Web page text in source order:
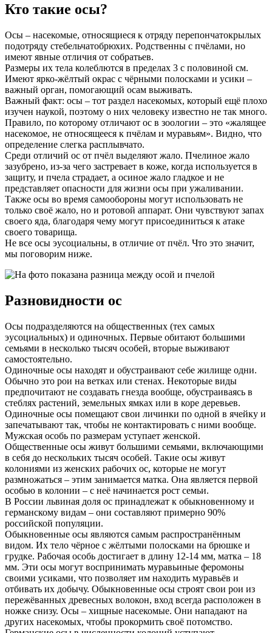
Кто такие осы?
Осы – насекомые, относящиеся к отряду перепончатокрылых
подотряду стебельчатобрюхих. Родственны с пчёлами, но
имеют явные отличия от собратьев.
Размеры их тела колеблются в пределах 3 с половиной см.
Имеют ярко-жёлтый окрас с чёрными полосками и усики –
важный орган, помогающий осам выживать.
Важный факт: осы – тот раздел насекомых, который ещё плохо
изучен наукой, поэтому о них человеку известно не так много.
Правило, по которому отличают ос в зоологии – это «жалящее
насекомое, не относящееся к пчёлам и муравьям». Видно, что
определение слегка расплывчато.
Среди отличий ос от пчёл выделяют жало. Пчелиное жало
зазубрено, из-за чего застревает в коже, когда используется в
защиту, и пчела страдает, а осиное жало гладкое и не
представляет опасности для жизни осы при ужаливании.
Также осы во время самообороны могут использовать не
только своё жало, но и ротовой аппарат. Они чувствуют запах
своего яда, благодаря чему могут присоединиться к атаке
своего товарища.
Не все осы эусоциальны, в отличие от пчёл. Что это значит,
мы поговорим ниже.
Разновидности ос
Осы подразделяются на общественных (тех самых
эусоциальных) и одиночных. Первые обитают большими
семьями в несколько тысяч особей, вторые выживают
самостоятельно.
Одиночные осы находят и обустраивают себе жилище одни.
Обычно это рои на ветках или стенах. Некоторые виды
предпочитают не создавать гнезда вообще, обустраиваясь в
стеблях растений, земельных ямках или в коре деревьев.
Одиночные осы помещают свои личинки по одной в ячейку и
запечатывают так, чтобы не контактировать с ними вообще.
Мужская особь по размерам уступает женской.
Общественные осы живут большими семьями, включающими
в себя до нескольких тысяч особей. Такие осы живут
колониями из женских рабочих ос, которые не могут
размножаться – этим занимается матка. Она является первой
особью в колонии – с неё начинается рост семьи.
В России львиная доля ос принадлежат к обыкновенному и
германскому видам – они составляют примерно 90%
российской популяции.
Обыкновенные осы являются самым распространённым
видом. Их тело чёрное с жёлтыми полосками на брюшке и
грудке. Рабочая особь достигает в длину 12-14 мм, матка – 18
мм. Эти осы могут воспринимать муравьиные феромоны
своими усиками, что позволяет им находить муравьёв и
отбивать их добычу. Обыкновенные осы строят свои рои из
пережёванных древесных волокон, вход всегда расположен в
ножке снизу. Осы – хищные насекомые. Они нападают на
других насекомых, чтобы прокормить своё потомство.